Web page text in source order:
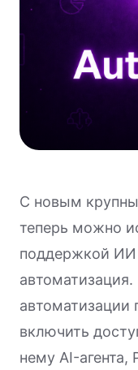
С новым
теперь можно
поддержкой ИИ
автоматизации
включить
нему AI-агента,